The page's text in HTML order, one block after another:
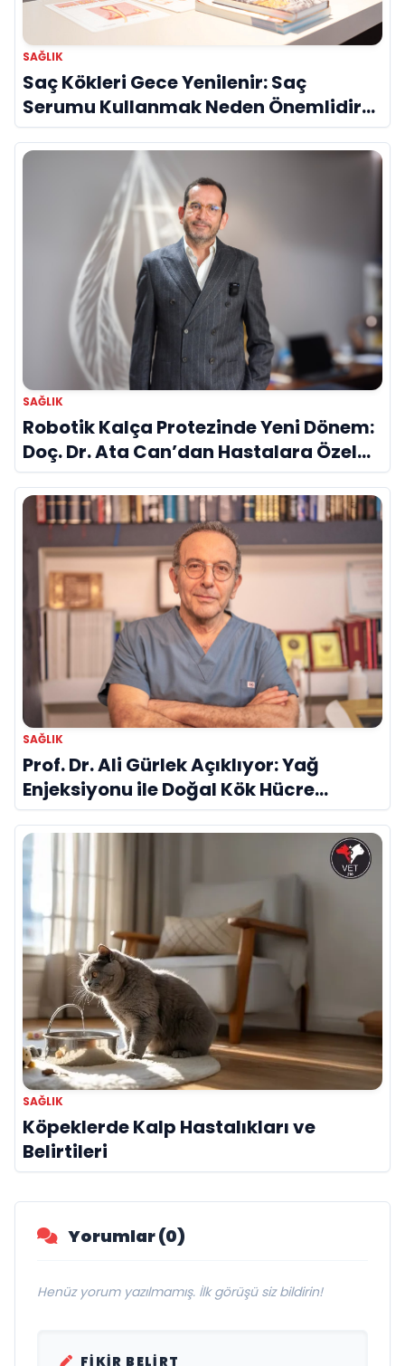
SAĞLIK
Saç Kökleri Gece Yenilenir: Saç
Serumu Kullanmak Neden Önemlidir?
Evrim Bayraktar Anlatıyor
SAĞLIK
Robotik Kalça Protezinde Yeni Dönem:
Doç. Dr. Ata Can’dan Hastalara Özel
Cerrahi Planlama
SAĞLIK
Prof. Dr. Ali Gürlek Açıklıyor: Yağ
Enjeksiyonu ile Doğal Kök Hücre
Tedavisi
SAĞLIK
Köpeklerde Kalp Hastalıkları ve
Belirtileri
Yorumlar (0)
Henüz yorum yazılmamış. İlk görüşü siz bildirin!
FIKIR BELIRT